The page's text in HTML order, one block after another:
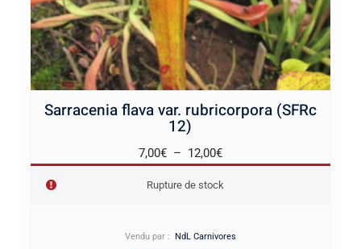
Sarracenia flava var. rubricorpora (SFRc
12)
7,00€ – 12,00€Plage
à
Rupture de stock
Vendu par : NdL Carnivores